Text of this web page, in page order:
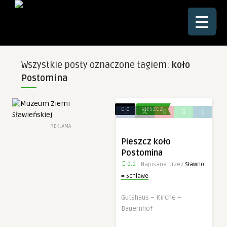
☰
Wszystkie posty oznaczone tagiem: koło
Postomina
REKLAMA
0 PIESZCZ
Pieszcz koło
Postomina
0.0 Napisane przez Sławno
= Schlawe
Gutshaus – Kirche –
Bauernhof